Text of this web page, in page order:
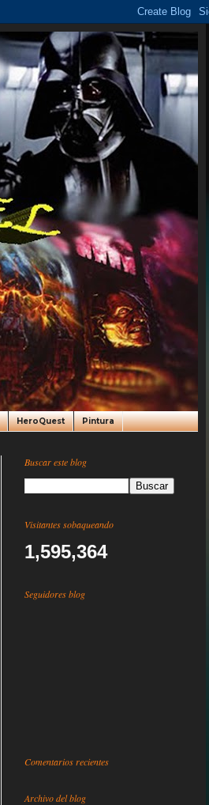
HeroQuest Pintura
Buscar este blog
Visitantes sobaqueando
1,595,364
Seguidores blog
Comentarios recientes
Archivo del blog